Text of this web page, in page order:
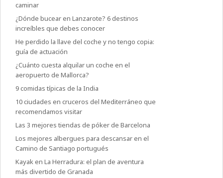
caminar
¿Dónde bucear en Lanzarote? 6 destinos
increíbles que debes conocer
He perdido la llave del coche y no tengo copia:
guía de actuación
¿Cuánto cuesta alquilar un coche en el
aeropuerto de Mallorca?
9 comidas típicas de la India
10 ciudades en cruceros del Mediterráneo que
recomendamos visitar
Las 3 mejores tiendas de póker de Barcelona
Los mejores albergues para descansar en el
Camino de Santiago portugués
Kayak en La Herradura: el plan de aventura
más divertido de Granada